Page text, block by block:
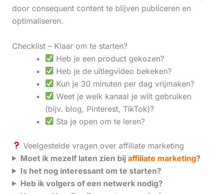
door consequent content te blijven publiceren en
optimaliseren.
Checklist – Klaar om te starten?
Heb je een product gekozen?
Heb je de uitlegvideo bekeken?
Kun je 30 minuten per dag vrijmaken?
Weet je welk kanaal je wilt gebruiken
(bijv. blog, Pinterest, TikTok)?
Sta je open om te leren?
Veelgestelde vragen over affiliate marketing
Moet ik mezelf laten zien bij affiliate marketing?
Is het nog interessant om te starten?
Heb ik volgers of een netwerk nodig?